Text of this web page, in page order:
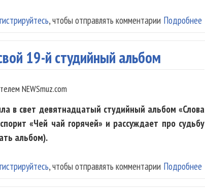
Подробнее
, чтобы отправлять комментарии
19-й студийный альбом
NEWSmuz.com
в свет девятнадцатый студийный альбом «Слова
«Чей чай горячей» и рассуждает про судьбу
альбом).
Подробнее
, чтобы отправлять комментарии